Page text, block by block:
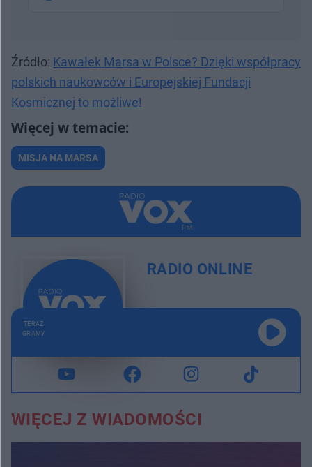
Źródło: Kawałek Marsa w Polsce? Dzięki współpracy
polskich naukowców i Europejskiej Fundacji
Kosmicznej to możliwe!
MISJA NA MARSA
RADIO ONLINE
TERAZ
GRAMY
WIĘCEJ Z WIADOMOŚCI